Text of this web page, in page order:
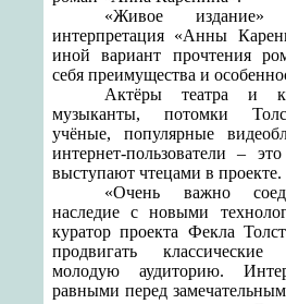
«Живое
интерпретация «Анны
иной вариант прочтения
себя преимущества и
Актёры театра и
музыканты, потомки
учёные, популярные
интернет-пользователи –
выступают чтецами в проекте.
«Очень важно
наследие с новыми
куратор проекта Фекла
продвигать
молодую аудиторию.
равными перед